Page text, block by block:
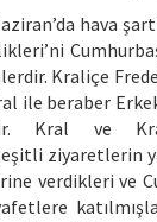
hava
Kraliçe
ile beraber
Kral ve
ziyaretlerin
verdikleri ve